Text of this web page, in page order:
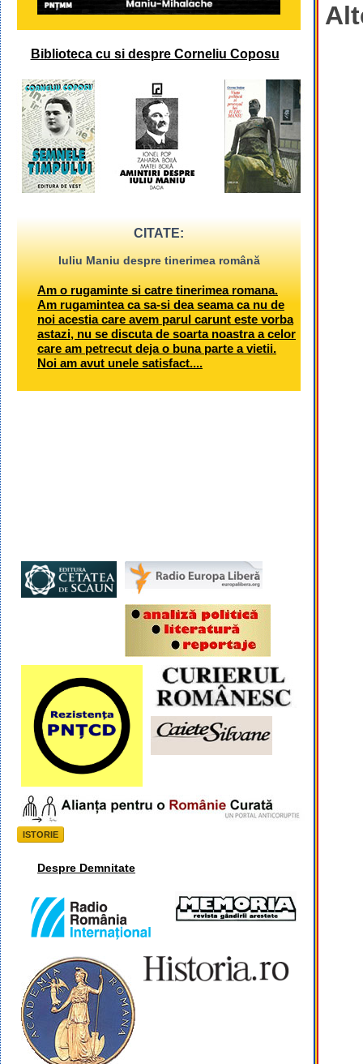
Biblioteca cu si despre Corneliu Coposu
CITATE:
Iuliu Maniu despre tinerimea română
Am o rugaminte si catre tinerimea romana.
Am rugamintea ca sa-si dea seama ca nu de
noi acestia care avem parul carunt este vorba
astazi, nu se discuta de soarta noastra a celor
care am petrecut deja o buna parte a vietii.
Noi am avut unele satisfact....
ISTORIE
Despre Demnitate